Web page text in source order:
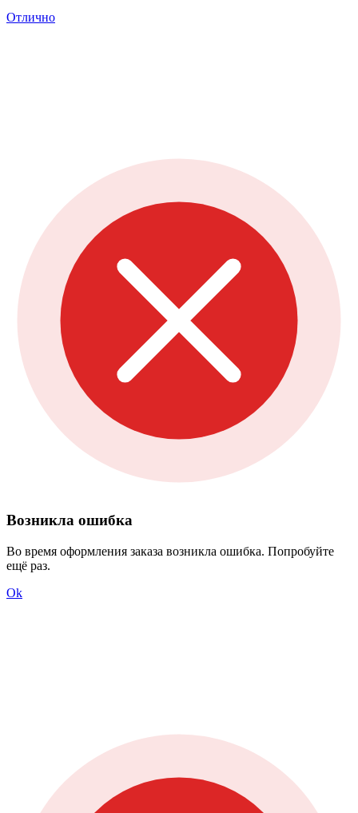
Отлично
Возникла ошибка
Во время оформления заказа возникла ошибка. Попробуйте
ещё раз.
Ok